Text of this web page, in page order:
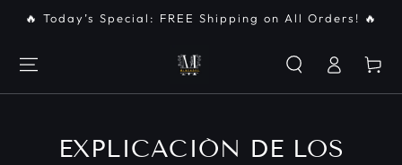
CONTENIDO
🔥 Today’s Special: FREE Shipping on All Orders! 🔥
sesión
Carrito
EXPLICACIÓN DE LOS